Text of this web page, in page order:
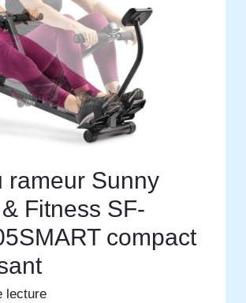
rameur Sunny
Fitness SF-
compact
lecture